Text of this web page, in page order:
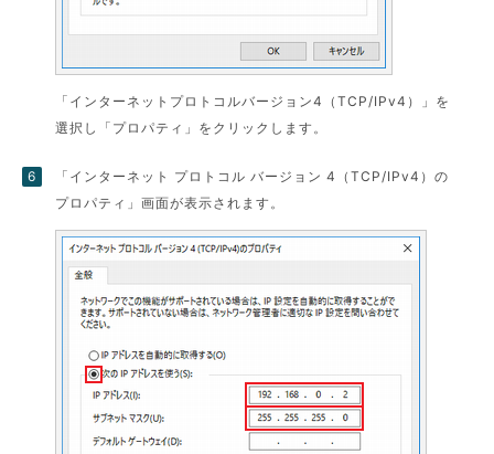
「インターネットプロトコルバージョン4（TCP/IPv4）」を
選択し「プロパティ」をクリックします。
「インターネット プロトコル バージョン 4（TCP/IPv4）の
プロパティ」画面が表示されます。